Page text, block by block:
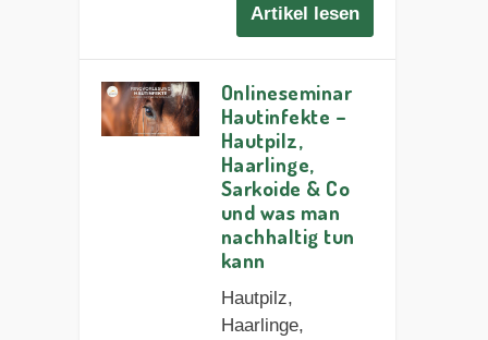
Artikel lesen
Onlineseminar
Hautinfekte –
Hautpilz,
Haarlinge,
Sarkoide & Co
und was man
nachhaltig tun
kann
Hautpilz,
Haarlinge,